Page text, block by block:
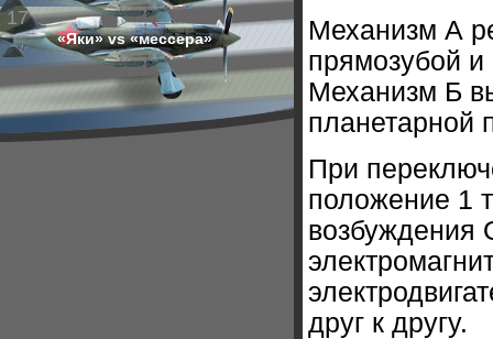
17
«Яки» vs «мессера»
Механизм А
прямозубой и
Механизм Б
планетарной
При
положение 1
возбуждения
друг к другу.